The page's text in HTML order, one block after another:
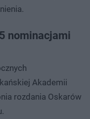
nominacjami
Akademii
rozdania Oskarów